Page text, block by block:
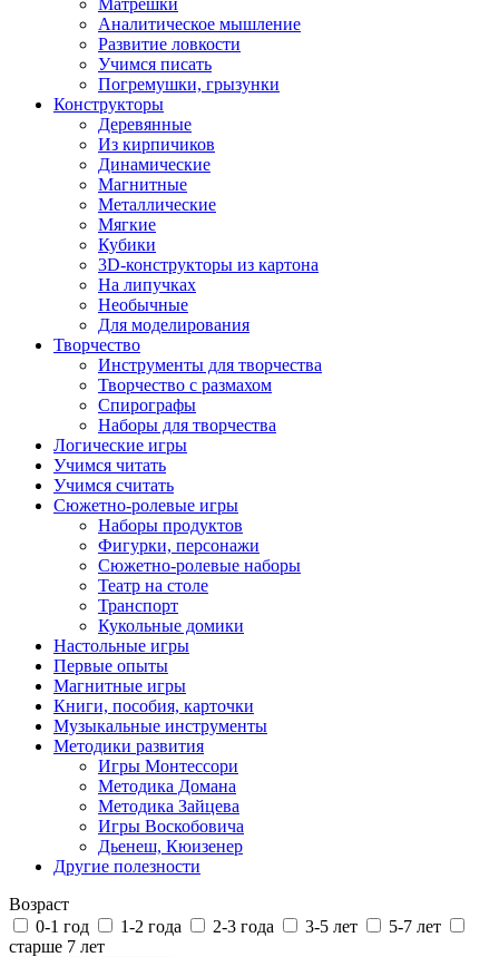
Матрешки
Аналитическое мышление
Развитие ловкости
Учимся писать
Погремушки, грызунки
Конструкторы
Деревянные
Из кирпичиков
Динамические
Магнитные
Металлические
Мягкие
Кубики
3D-конструкторы из картона
На липучках
Необычные
Для моделирования
Творчество
Инструменты для творчества
Творчество с размахом
Спирографы
Наборы для творчества
Логические игры
Учимся читать
Учимся считать
Сюжетно-ролевые игры
Наборы продуктов
Фигурки, персонажи
Сюжетно-ролевые наборы
Театр на столе
Транспорт
Кукольные домики
Настольные игры
Первые опыты
Магнитные игры
Книги, пособия, карточки
Музыкальные инструменты
Методики развития
Игры Монтессори
Методика Домана
Методика Зайцева
Игры Воскобовича
Дьенеш, Кюизенер
Другие полезности
Возраст
0-1 год
1-2 года 2-3 года 3-5 лет
5-7 лет
старше 7 лет